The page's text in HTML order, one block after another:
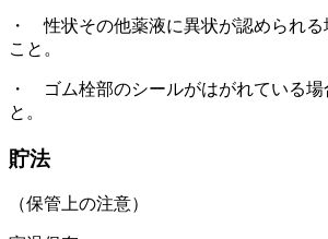
・ 性状その他薬液に異状が認められる
こと。
・ ゴム栓部のシールがはがれている場
と。
貯法
（保管上の注意）